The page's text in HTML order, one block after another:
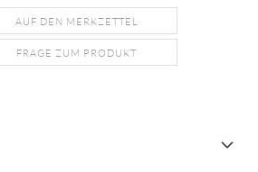
AUF DEN MERKZETTEL
FRAGE ZUM PRODUKT